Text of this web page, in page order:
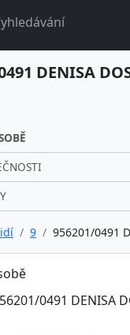
DENISA
9 956201/0491
0491 DENISA